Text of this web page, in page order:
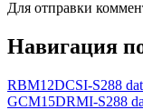
Для отправки
Навигация
RBM12DCSI-S288
GCM15DRMI-S288